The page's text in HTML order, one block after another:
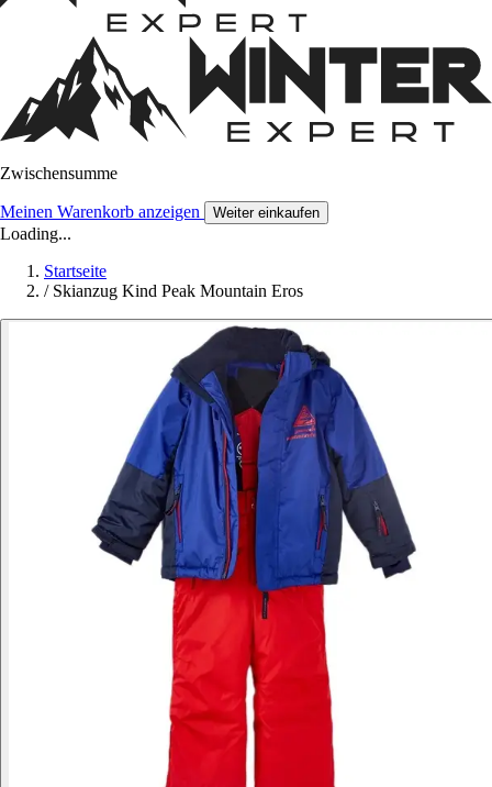
Zwischensumme
Meinen Warenkorb anzeigen Weiter einkaufen
Loading...
Startseite
/ Skianzug Kind Peak Mountain Eros